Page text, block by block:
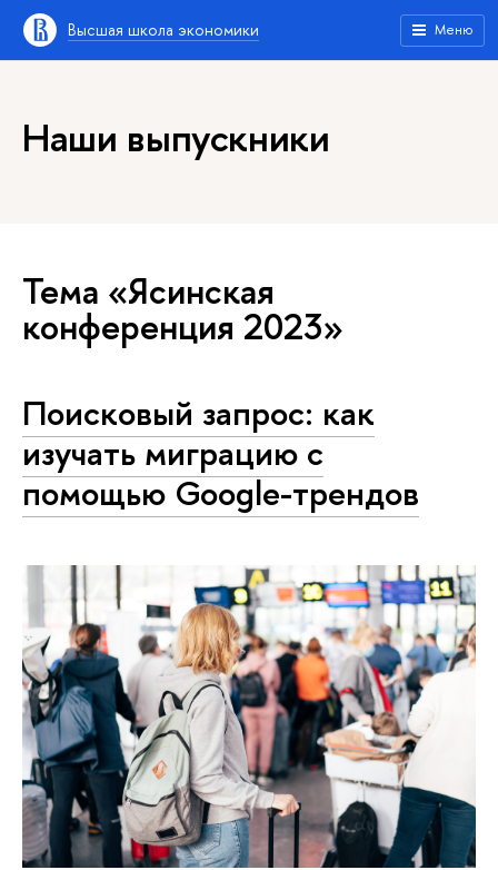
Высшая школа экономики Меню
Наши выпускники
Тема «Ясинская
конференция 2023»
Поисковый запрос: как
изучать миграцию с
помощью Google-трендов